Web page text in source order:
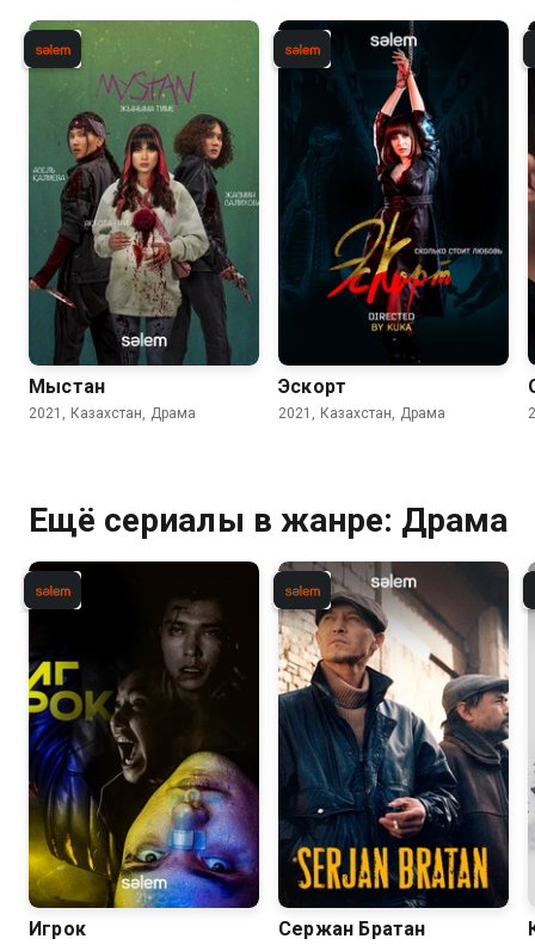
Мыстан
2021, Казахстан, Драма
Эскорт
2021, Казахстан, Драма
Ещё сериалы в жанре: Драма
Игрок Сержан Братан